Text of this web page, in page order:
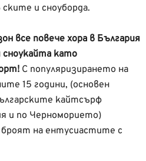
и сноуборда.
все повече хора в България
като
С популяризирането на
15 години, (основен
кайтсърф
и по Черноморието)
на ентусиастите с